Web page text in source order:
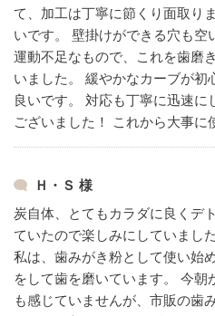
て、加工は丁寧に節くり面取り
いです。
壁掛けができる穴も空
運動不足なもので、これを歯磨
いました。
緩やかなカーブが初
良いです。
対応も丁寧に迅速に
ございました！
これから大事に
Ｈ・Ｓ 様
炭自体、とてもカラダに良くデ
ていたので楽しみにしていました
私は、歯みがき粉として使い始
をして歯を磨いています。
今朝
も感じていませんが、市販の歯